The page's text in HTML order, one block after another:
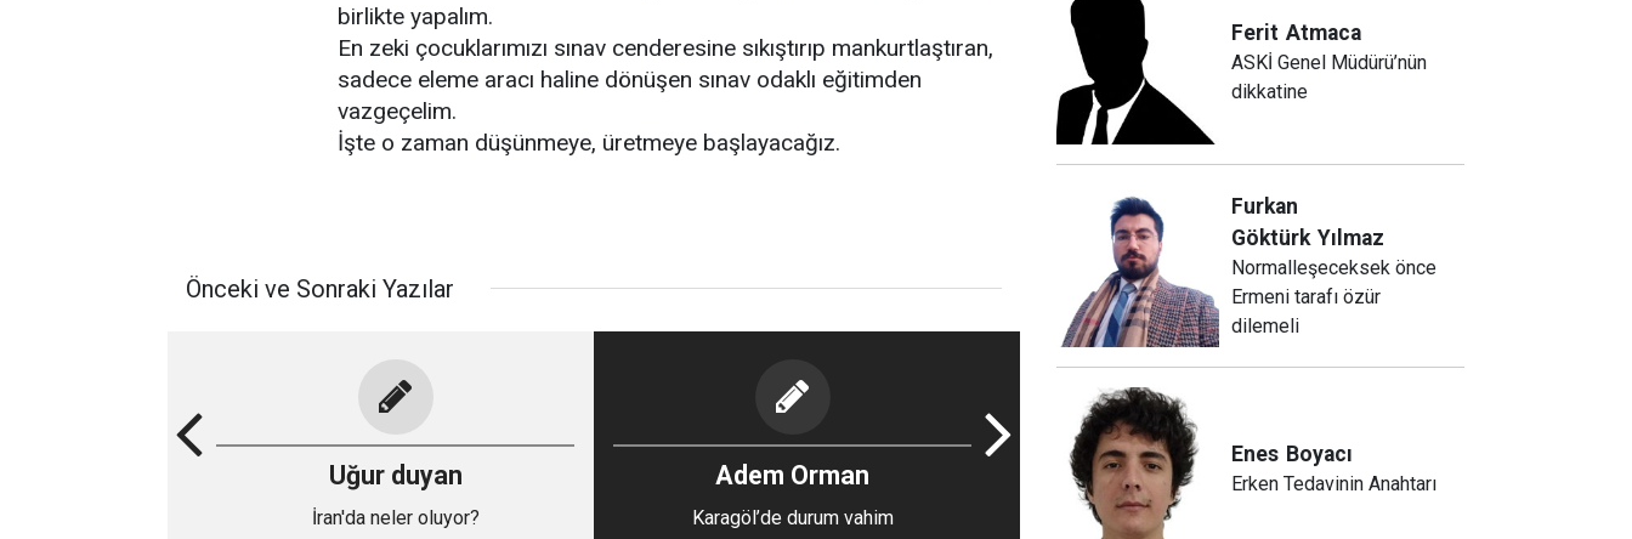
birlikte yapalım.
En zeki çocuklarımızı sınav cenderesine sıkıştırıp mankurtlaştıran,
sadece eleme aracı haline dönüşen sınav odaklı eğitimden
vazgeçelim.
İşte o zaman düşünmeye, üretmeye başlayacağız.
Önceki ve Sonraki Yazılar
Uğur duyan
İran'da neler oluyor?
Adem Orman
Karagöl’de durum vahim
Ferit Atmaca
ASKİ Genel Müdürü’nün
dikkatine
Furkan
Göktürk Yılmaz
Normalleşeceksek önce
Ermeni tarafı özür
dilemeli
Enes Boyacı
Erken Tedavinin Anahtarı